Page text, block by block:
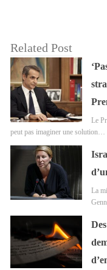
Related Post
Le
peut pas imaginer une solution…
La